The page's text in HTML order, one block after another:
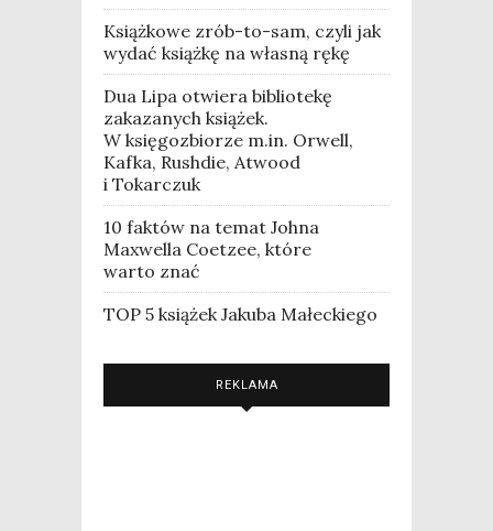
Książkowe zrób-to-sam, czyli jak
wydać książkę na własną rękę
Dua Lipa otwiera bibliotekę
zakazanych książek.
W księgozbiorze m.in. Orwell,
Kafka, Rushdie, Atwood
i Tokarczuk
10 faktów na temat Johna
Maxwella Coetzee, które
warto znać
TOP 5 książek Jakuba Małeckiego
REKLAMA